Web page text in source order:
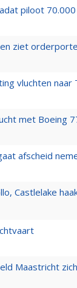
piloot
ziet
vluchten naar
met Boeing
afscheid
Castlelake
Maastricht